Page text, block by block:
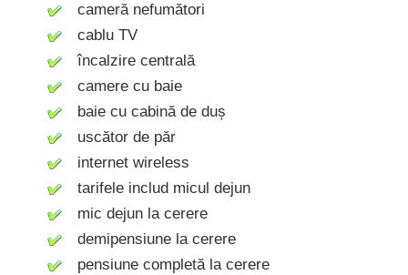
cameră nefumători
cablu TV
încalzire centrală
camere cu baie
baie cu cabină de duș
uscător de păr
internet wireless
tarifele includ micul dejun
mic dejun la cerere
demipensiune la cerere
pensiune completă la cerere